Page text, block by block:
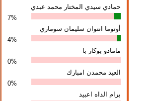
حمادي سيدي المختار محمد عبدي
7%
أوتوما انتوان سلیمان سوماري
4%
مامادو بوكار با
0%
العيد محمدن امبارك
0%
برام الداه اعبيد